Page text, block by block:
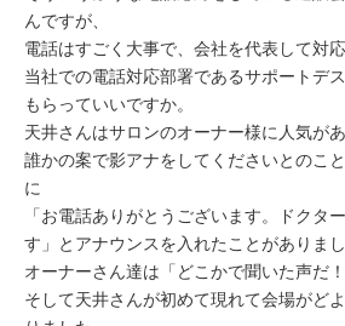
んですが、
電話はすごく大事で、会社を代表して対応
当社での電話対応部署であるサポートデ
もらっていいですか。
天井さんはサロンのオーナー様に人気があ
誰かの案で影アナをしてくださいとのこ
に
「お電話ありがとうございます。ドクタ
す」とアナウンスを入れたことがありまし
オーナーさん達は「どこかで聞いた声だ！
そして天井さんが初めて現れて会場がど